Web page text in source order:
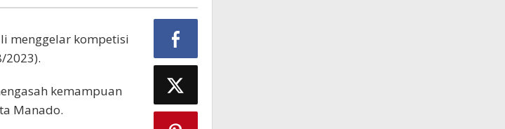
menggelar kompetisi
2023).
kemampuan
Manado.